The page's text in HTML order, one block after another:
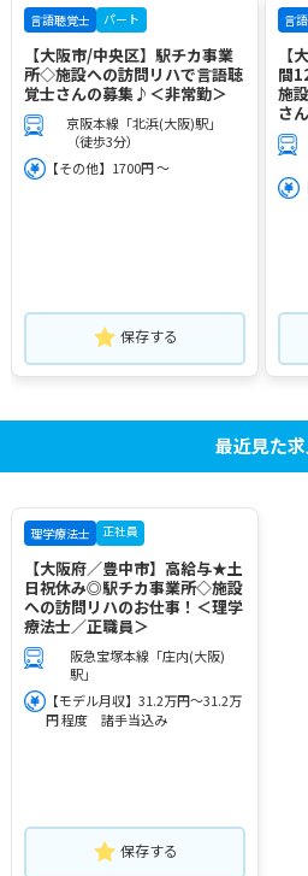
言語聴覚士 パート
【大阪市/中央区】駅チカ事業
所◇施設への訪問リハで言語聴
覚士さんの募集♪＜非常勤＞
京阪本線「北浜(大阪)駅」
（徒歩3分）
【その他】1700円 ～
保存する
言
【
間
施
さ
最近見た求
理学療法士 正社員
【大阪府／豊中市】高給与★土
日祝休み◎駅チカ事業所◇施設
への訪問リハのお仕事！＜理学
療法士／正職員＞
阪急宝塚本線「庄内(大阪)
駅」
【モデル月収】31.2万円～31.2万
円 程度 諸手当込み
保存する